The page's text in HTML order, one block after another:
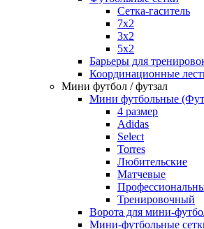
Сетка-гаситель
7x2
3х2
5х2
Барьеры для
Координационные
Мини футбол / футзал
Мини футбольные
4 размер
Adidas
Select
Torres
Любительские
Матчевые
Тренировочный
Ворота для мини-
Мини-футбольные